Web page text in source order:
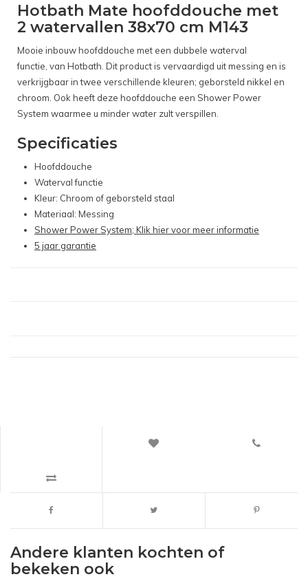
Hotbath Mate hoofddouche met
2 watervallen 38x70 cm M143
Mooie inbouw hoofddouche met een dubbele waterval
functie, van Hotbath. Dit product is vervaardigd uit messing en is
verkrijgbaar in twee verschillende kleuren; geborsteld nikkel en
chroom. Ook heeft deze hoofddouche een Shower Power
System waarmee u minder water zult verspillen.
Specificaties
Hoofddouche
Waterval functie
Kleur: Chroom of geborsteld staal
Materiaal: Messing
Shower Power System; Klik hier voor meer informatie
5 jaar garantie
Andere klanten kochten of
bekeken ook